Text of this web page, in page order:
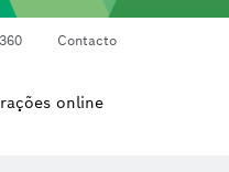
Contacto
online